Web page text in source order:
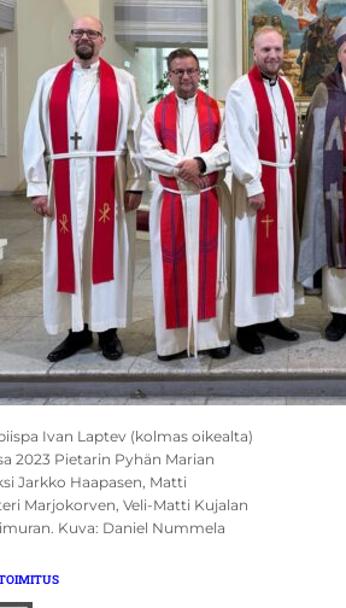
Ivan Laptev (kolmas oikealta)
2023 Pietarin Pyhän Marian
Jarkko Haapasen, Matti
Marjokorven, Veli-Matti Kujalan
Kuva: Daniel Nummela